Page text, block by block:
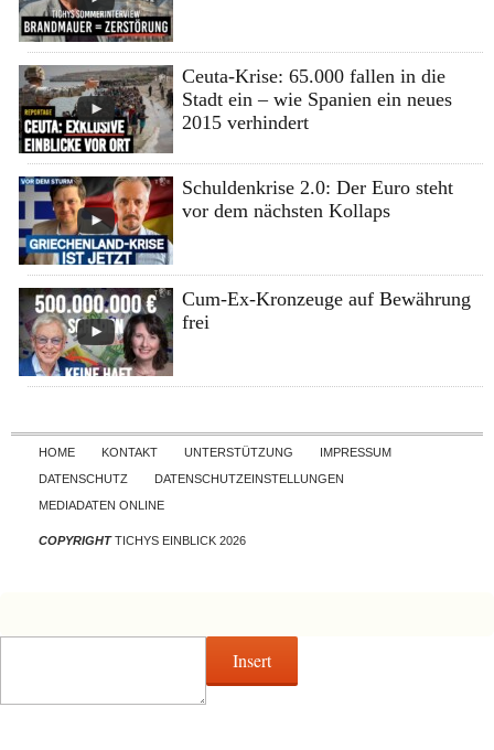
Ceuta-Krise: 65.000 fallen in die
Stadt ein – wie Spanien ein neues
2015 verhindert
Schuldenkrise 2.0: Der Euro steht
vor dem nächsten Kollaps
Cum-Ex-Kronzeuge auf Bewährung
frei
Skip to content
HOME KONTAKT UNTERSTÜTZUNG
IMPRESSUM
DATENSCHUTZ
DATENSCHUTZEINSTELLUNGEN
MEDIADATEN ONLINE
COPYRIGHTTICHYS EINBLICK 2026
Insert